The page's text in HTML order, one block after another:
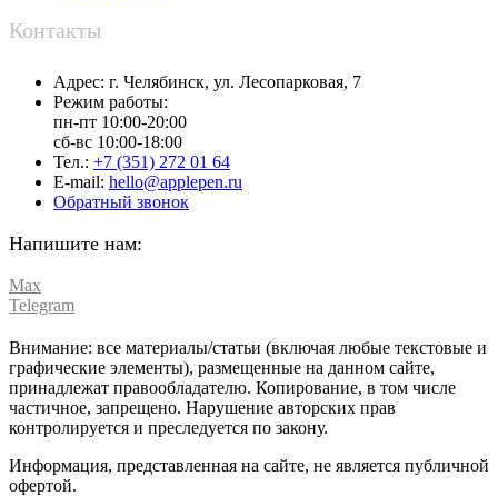
Контакты
Адрес: г. Челябинск, ул. Лесопарковая, 7
Режим работы:
пн-пт 10:00-20:00
сб-вс 10:00-18:00
Тел.: +7 (351) 272 01 64
E-mail: hello@applepen.ru
Обратный звонок
Напишите нам:
Max
Telegram
Внимание: все материалы/статьи (включая любые текстовые и
графические элементы), размещенные на данном сайте,
принадлежат правообладателю. Копирование, в том числе
частичное, запрещено. Нарушение авторских прав
контролируется и преследуется по закону.
Информация, представленная на сайте, не является публичной
офертой.